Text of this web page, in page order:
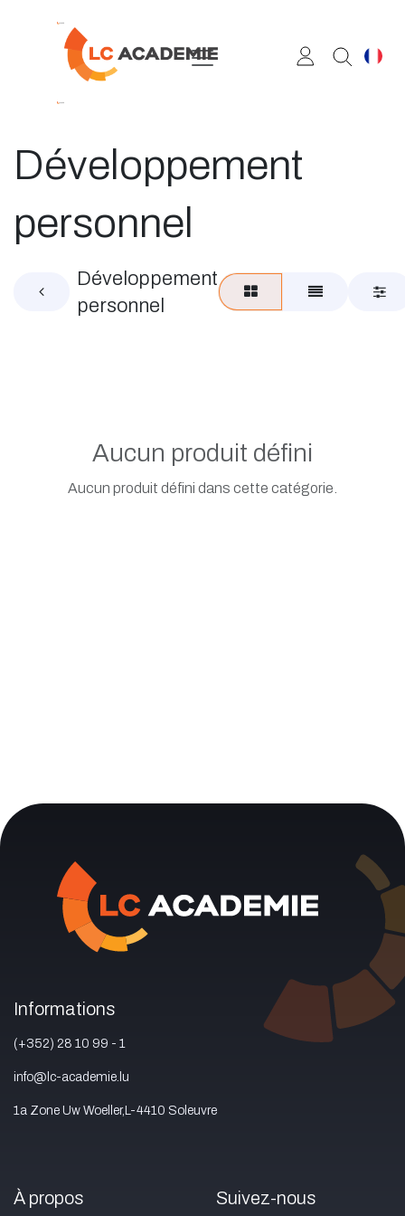
Développement
personnel
Développement
personnel
Aucun produit défini
Aucun produit défini dans cette catégorie.
Informations
(+352) 28 10 99 - 1
info@lc-academie.lu
1a Zone Uw Woeller,L-4410 Soleuvre
À propos Suivez-nous